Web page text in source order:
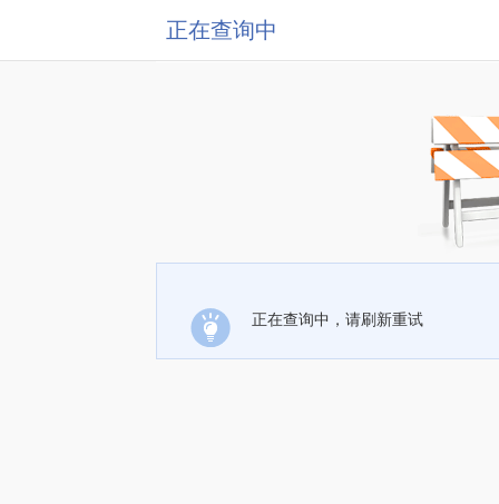
正在查询中
正在查询中，请刷新重试